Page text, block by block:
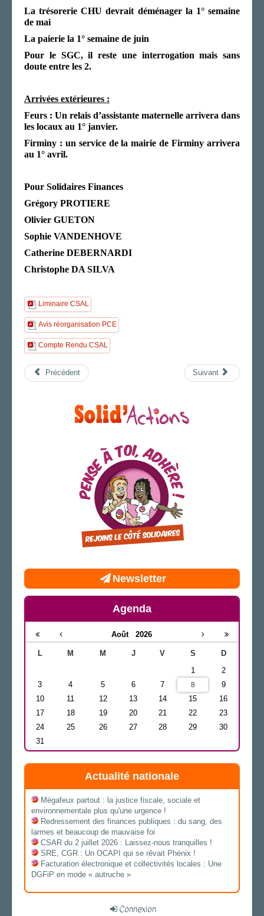
La trésorerie CHU devrait déménager la 1° semaine
de mai
La paierie la 1° semaine de juin
Pour le SGC, il reste une interrogation mais sans
doute entre les 2.
Arrivées extérieures :
Feurs : Un relais d’assistante maternelle arrivera dans
les locaux au 1° janvier.
Firminy : un service de la mairie de Firminy arrivera
au 1° avril.
Pour Solidaires Finances
Grégory PROTIERE
Olivier GUETON
Sophie VANDENHOVE
Catherine DEBERNARDI
Christophe DA SILVA
Liminaire CSAL
Avis réorganisation PCE
Compte Rendu CSAL
Précédent Suivant
Newsletter
Agenda
Août 2026
L M M J V S
D
1
2
3
4 5 6 7 8
9
10
11 12 13 14 15
16
17
18 19 20 21 22
23
24
25 26 27 28 29
30
31
Actualité nationale
Mégafeux partout : la justice fiscale, sociale et
environnementale plus qu'une urgence !
Redressement des finances publiques : du sang, des
larmes et beaucoup de mauvaise foi
CSAR du 2 juillet 2026 : Laissez-nous tranquilles !
SRE, CGR : Un OCAPI qui se rêvait Phénix !
Facturation électronique et collectivités locales : Une
DGFiP en mode « autruche »
Connexion